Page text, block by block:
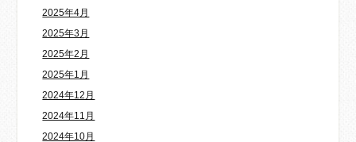
2025年4月
2025年3月
2025年2月
2025年1月
2024年12月
2024年11月
2024年10月